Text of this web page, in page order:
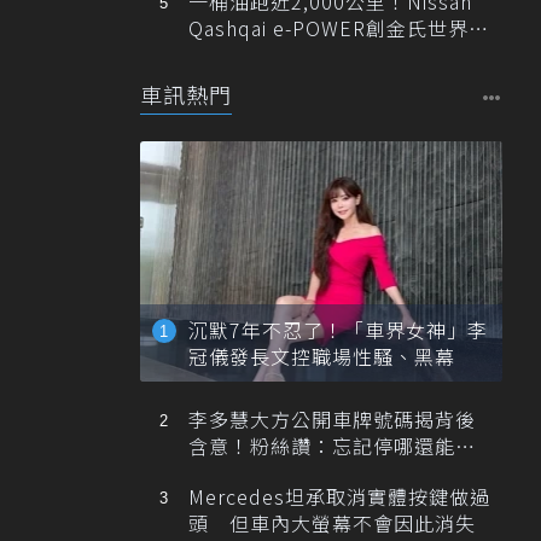
Qashqai e-POWER創金氏世界紀
車訊熱門
沉默7年不忍了！「車界女神」李
冠儀發長文控職場性騷、黑幕
李多慧大方公開車牌號碼揭背後
含意！粉絲讚：忘記停哪還能幫
Mercedes坦承取消實體按鍵做過
頭 但車內大螢幕不會因此消失